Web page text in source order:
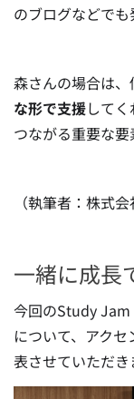
のブログなどでも
森さんの場合は
な形で支援して
つながる重要な要
（執筆者：株式
一緒に成長
今回のStudy Jam
について、アク
表させていただき